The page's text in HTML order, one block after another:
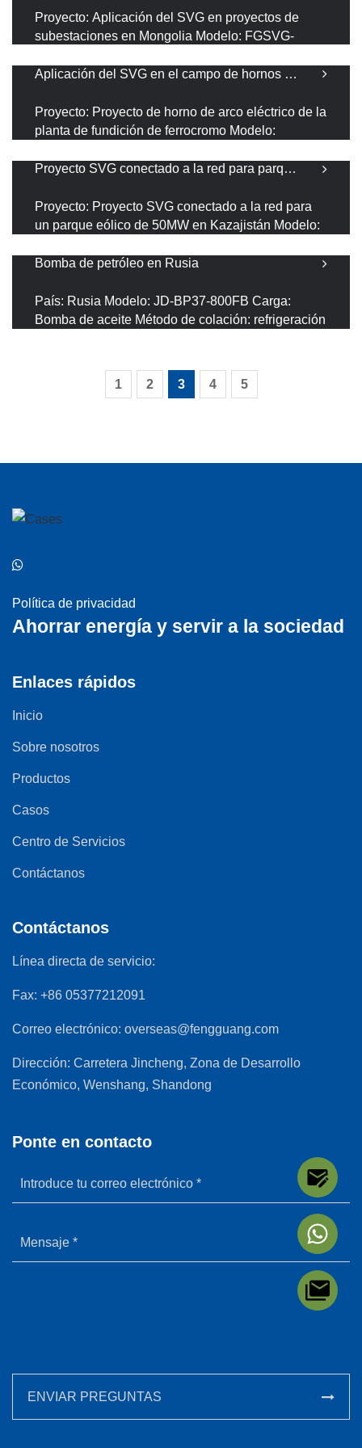
Midong, Urumqi, y abarca una
SVG exterior de 10kV para el proyecto Substation
Proyecto: Aplicación del SVG en proyectos de
subestaciones en Mongolia Modelo: FGSVG-
refrigeración: Refrigeración líquida El sistema SVG
capacitivo e inducti
Aplicación del SVG en el campo de hornos de arco eléctrico
Aplicación del SVG en el campo de hornos de arco eléctrico
Proyecto: Proyecto de horno de arco eléctrico de la
planta de fundición de ferrocromo Modelo:
eléctrico El horno de arco eléctrico es un
calidad energética del
Proyecto SVG conectado a la red para parque eólico en Kazajistán
Proyecto SVG conectado a la red para parque eólico en Kazajistán
Proyecto: Proyecto SVG conectado a la red para
un parque eólico de 50MW en Kazajistán Modelo:
Método de refrigeración: Refrigeración líquida Una
espera que proporcione 2
Bomba de petróleo en Rusia
Bomba de petróleo en Rusia
País: Rusia Modelo: JD-BP37-800FB Carga:
Bomba de aceite Método de colación: refrigeración
1 2 3 4 5
Política de privacidad
Ahorrar energía y servir a la sociedad
Enlaces rápidos
Inicio
Sobre nosotros
Productos
Casos
Centro de Servicios
Contáctanos
Contáctanos
Línea directa de servicio:
Fax: +86 05377212091
Correo electrónico: overseas@fengguang.com
Dirección: Carretera Jincheng, Zona de Desarrollo
Económico, Wenshang, Shandong
Ponte en contacto
ENVIAR PREGUNTAS